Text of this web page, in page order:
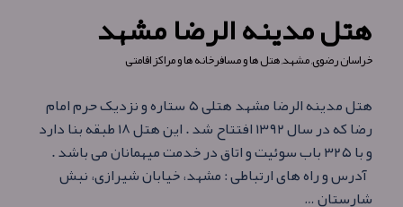
هتل مدینه الرضا مشهد
خراسان رضوی,مشهد,هتل ها و مسافرخانه ها و مراکز اقامتی
هتل مدینه الرضا مشهد هتلی ۵ ستاره و نزدیک حرم امام
رضا که در سال ۱۳۹۲ افتتاح شد . این هتل ۱۸ طبقه بنا دارد
و با ۳۲۵ باب سوئیت و اتاق در خدمت میهمانان می باشد .
آدرس و راه های ارتباطی : مشهد، خیابان شیرازی، نبش
شارستان …